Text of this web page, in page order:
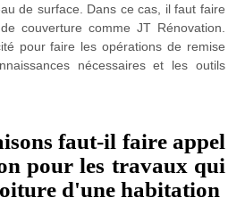
de surface. Dans ce cas, il faut faire
couverture comme JT Rénovation.
pour faire les opérations de remise
nécessaires et les outils
faut-il faire appel
pour les travaux qui
d'une habitation